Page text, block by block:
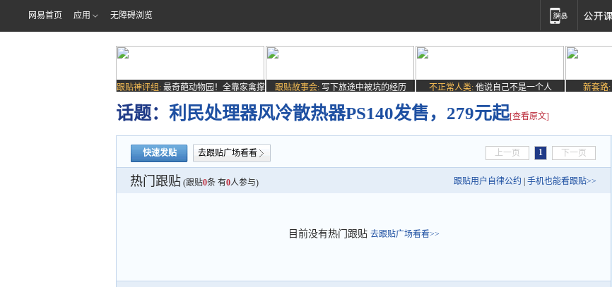
网易首页 应用 无障碍浏览
跟贴神评组: 最奇葩动物园！全靠家禽撑
场子
跟贴故事会: 写下旅途中被坑的经历 不正常人类: 他说自己不是一个人 新套路:
话题： 利民处理器风冷散热器PS140发售，279元起[查看原文]
快速发贴 去跟贴广场看看 上一页 1 下一页
热门跟贴 (跟贴0条 有0人参与) 跟贴用户自律公约 手机也能看跟贴>>
目前没有热门跟贴 去跟贴广场看看>>